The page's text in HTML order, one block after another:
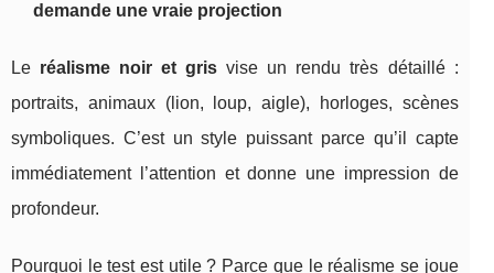
demande une vraie projection
Le réalisme noir et gris vise un rendu très détaillé :
portraits, animaux (lion, loup, aigle), horloges, scènes
symboliques. C’est un style puissant parce qu’il capte
immédiatement l’attention et donne une impression de
profondeur.
Pourquoi le test est utile ? Parce que le réalisme se joue